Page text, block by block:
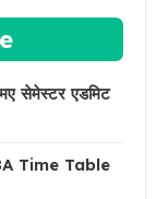
सेमेस्टर एडमिट
Time Table